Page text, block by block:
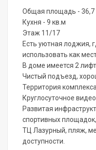
Общая площадь - 36,7
Кухня - 9 кв.м
Этаж 11/17
Есть уютная лоджия,
использовать как
В доме имеется 2
Чиcтый подъeзд,
Территория
Круглосуточное
Развитая
спортивных
ТЦ Лазурный, пляж,
доступности.